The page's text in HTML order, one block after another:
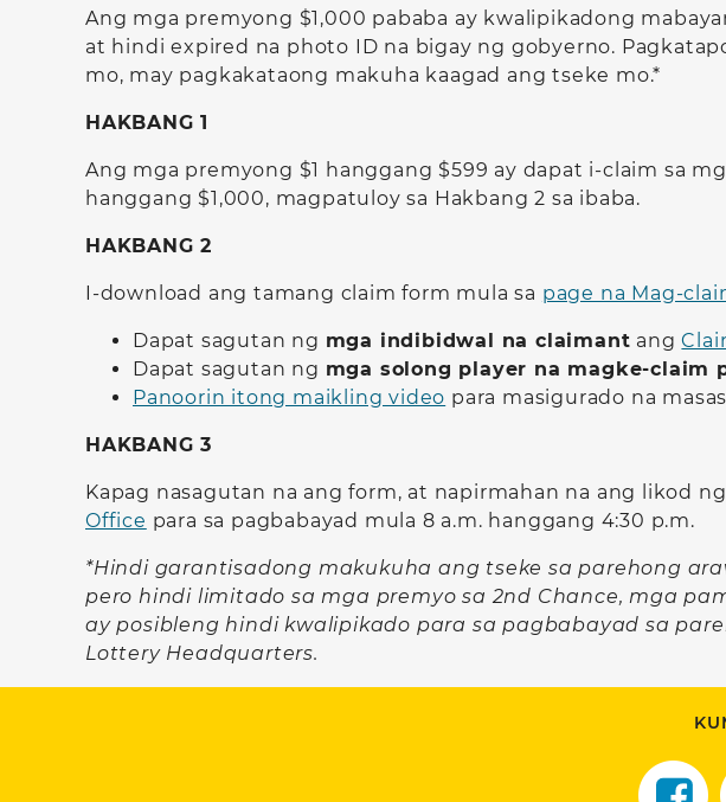
Ang mga premyong $1,000 pababa ay kwalipikadong
at hindi expired na photo ID na bigay ng gobyerno.
mo, may pagkakataong makuha kaagad ang tseke mo.*
HAKBANG 1
Ang mga premyong $1 hanggang $599 ay dapat i-claim sa
hanggang $1,000, magpatuloy sa Hakbang 2 sa ibaba.
HAKBANG 2
I-download ang tamang claim form mula sa page na Mag-
Dapat sagutan ng mga indibidwal na claimant ang
Dapat sagutan ng mga solong player na magke-claim
Panoorin itong maikling video para masigurado na
HAKBANG 3
Kapag nasagutan na ang form, at napirmahan na ang likod
Office para sa pagbabayad mula 8 a.m. hanggang 4:30 p.m.
*Hindi garantisadong makukuha ang tseke sa parehong
pero hindi limitado sa mga premyo sa 2nd Chance, mga
ay posibleng hindi kwalipikado para sa pagbabayad sa
Lottery Headquarters.